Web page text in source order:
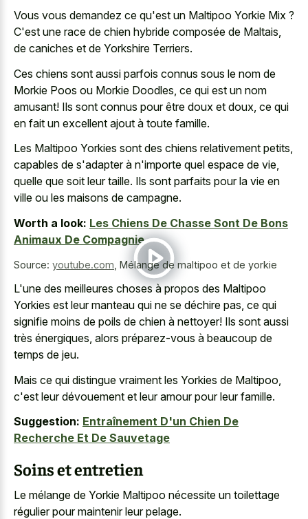
Vous vous demandez ce qu'est un Maltipoo Yorkie Mix ?
C'est une race de chien hybride composée de Maltais,
de caniches et de Yorkshire Terriers.
Ces chiens sont aussi parfois connus sous le nom de
Morkie Poos ou Morkie Doodles, ce qui est un nom
amusant! Ils sont connus pour être doux et doux, ce qui
en fait un excellent ajout à toute famille.
Les Maltipoo Yorkies sont des chiens relativement petits,
capables de s'adapter à n'importe quel espace de vie,
quelle que soit leur taille. Ils sont parfaits pour la vie en
ville ou les maisons de campagne.
Worth a look: Les Chiens De Chasse Sont De Bons
Animaux De Compagnie
Source: youtube.com Mélange de maltipoo et de yorkie
L'une des meilleures choses à propos des Maltipoo
Yorkies est leur manteau qui ne se déchire pas, ce qui
signifie moins de poils de chien à nettoyer! Ils sont aussi
très énergiques, alors préparez-vous à beaucoup de
temps de jeu.
Mais ce qui distingue vraiment les Yorkies de Maltipoo,
c'est leur dévouement et leur amour pour leur famille.
Suggestion: Entraînement D'un Chien De
Recherche Et De Sauvetage
Soins et entretien
Le mélange de Yorkie Maltipoo nécessite un toilettage
régulier pour maintenir leur pelage.